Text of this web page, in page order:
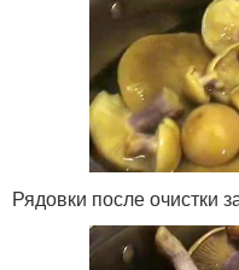
Рядовки после очистки